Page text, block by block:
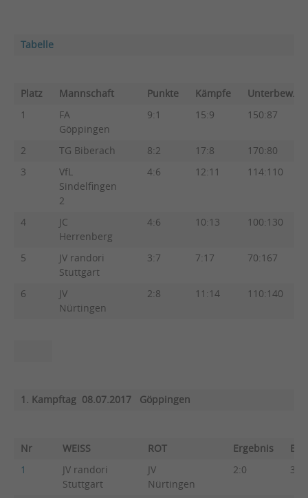
Tabelle
Platz Mannschaft Punkte Kämpfe
Unterbew.
1
FA
Göppingen
9:1 15:9 150:87
2 TG Biberach 8:2 17:8
170:80
3
VfL
Sindelfingen
2
4:6 12:11 114:110
4
JC
Herrenberg
4:6 10:13 100:130
5
JV randori
Stuttgart
3:7 7:17 70:167
6
JV
Nürtingen
2:8 11:14 110:140
1. Kampftag 08.07.2017 Göppingen
Nr WEISS ROT Ergebnis
1
JV randori
Stuttgart
JV
Nürtingen
2:0 3:2